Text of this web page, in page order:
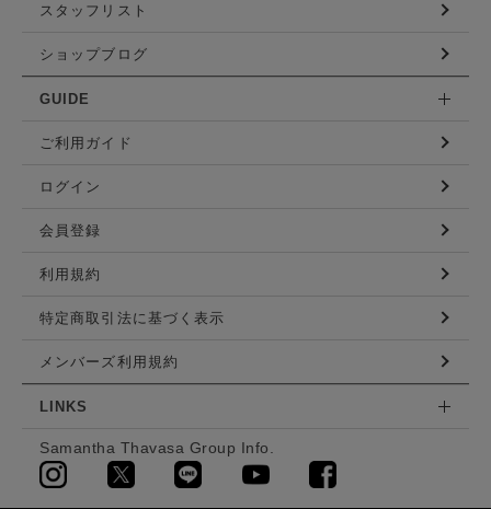
スタッフリスト
ショップブログ
GUIDE
ご利用ガイド
ログイン
会員登録
利用規約
特定商取引法に基づく表示
メンバーズ利用規約
LINKS
Samantha Thavasa Group Info.